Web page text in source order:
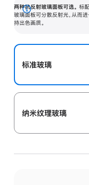
两种抗反射玻璃面板可选。 标
玻璃面板可分散反射光，从而
持出色画质。
展
开
标准玻璃
纳米纹理玻璃